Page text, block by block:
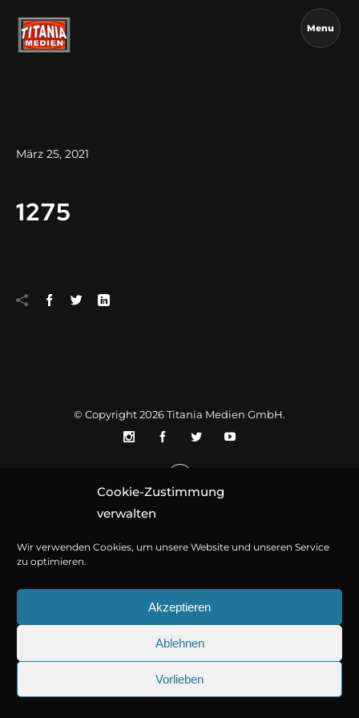
Cookie-Zustimmung
verwalten
Wir verwenden Cookies, um unsere Website und unseren Service
zu optimieren.
Akzeptieren
Ablehnen
Vorlieben
Menu
März 25, 2021
1275
© Copyright 2026Titania Medien GmbH.